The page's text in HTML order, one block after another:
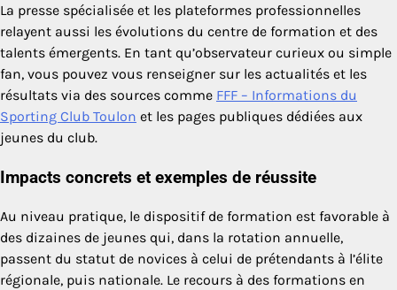
La presse spécialisée et les plateformes professionnelles
relayent aussi les évolutions du centre de formation et des
talents émergents. En tant qu’observateur curieux ou simple
fan, vous pouvez vous renseigner sur les actualités et les
résultats via des sources comme FFF – Informations du
Sporting Club Toulon et les pages publiques dédiées aux
jeunes du club.
Impacts concrets et exemples de réussite
Au niveau pratique, le dispositif de formation est favorable à
des dizaines de jeunes qui, dans la rotation annuelle,
passent du statut de novices à celui de prétendants à l’élite
régionale, puis nationale. Le recours à des formations en